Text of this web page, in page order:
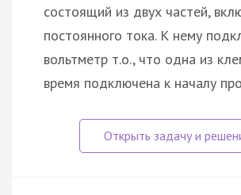
состоящий из двух частей,
постоянного тока. К нему
вольтметр т.о., что одна из
время подключена к началу